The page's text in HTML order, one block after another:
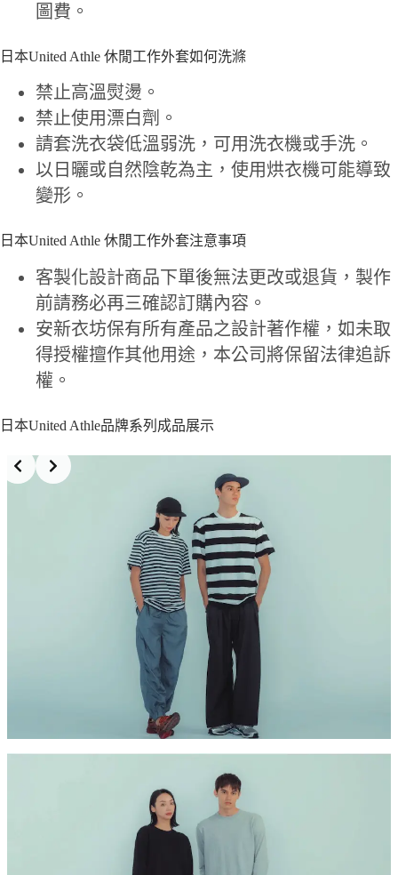
圖費。
日本United Athle 休閒工作外套如何洗滌
禁止高溫熨燙。
禁止使用漂白劑。
請套洗衣袋低溫弱洗，可用洗衣機或手洗。
以日曬或自然陰乾為主，使用烘衣機可能導致
變形。
日本United Athle 休閒工作外套注意事項
客製化設計商品下單後無法更改或退貨，製作
前請務必再三確認訂購內容。
安新衣坊保有所有產品之設計著作權，如未取
得授權擅作其他用途，本公司將保留法律追訴
權。
日本United Athle品牌系列成品展示
Slide 4 of 7